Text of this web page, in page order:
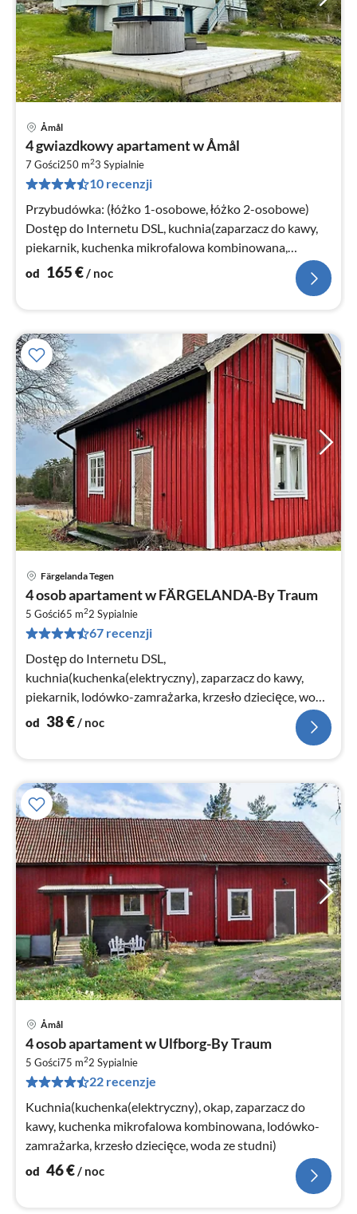
Åmål
4 gwiazdkowy apartament w Åmål
7 Gości250 m23 Sypialnie
10 recenzji
Przybudówka: (łóżko 1-osobowe, łóżko 2-osobowe)
Dostęp do Internetu DSL, kuchnia(zaparzacz do kawy,
piekarnik, kuchenka mikrofalowa kombinowana,
zmywarka do naczyń, lodówka, lodów...
od 165€/ noc
Färgelanda Tegen
4 osob apartament w FÄRGELANDA-By Traum
5 Gości65 m22 Sypialnie
67 recenzji
Dostęp do Internetu DSL,
kuchnia(kuchenka(elektryczny), zaparzacz do kawy,
piekarnik, lodówko-zamrażarka, krzesło dziecięce, woda
ze studni)
od 38€/ noc
Åmål
4 osob apartament w Ulfborg-By Traum
5 Gości75 m22 Sypialnie
22 recenzje
Kuchnia(kuchenka(elektryczny), okap, zaparzacz do
kawy, kuchenka mikrofalowa kombinowana, lodówko-
zamrażarka, krzesło dziecięce, woda ze studni)
od 46€/ noc